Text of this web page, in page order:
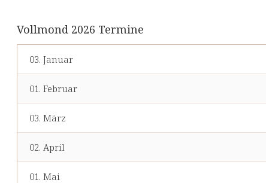
Vollmond 2026 Termine
03. Januar
01. Februar
03. März
02. April
01. Mai